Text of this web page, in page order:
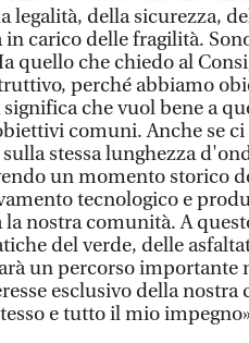
della sicurezza,
in carico delle fragilità.
quello che chiedo al
perché abbiamo
che vuol bene a
comuni. Anche se
stessa lunghezza
un momento storico
tecnologico e
nostra comunità. A
del verde, delle
un percorso importante
esclusivo della nostra
e tutto il mio